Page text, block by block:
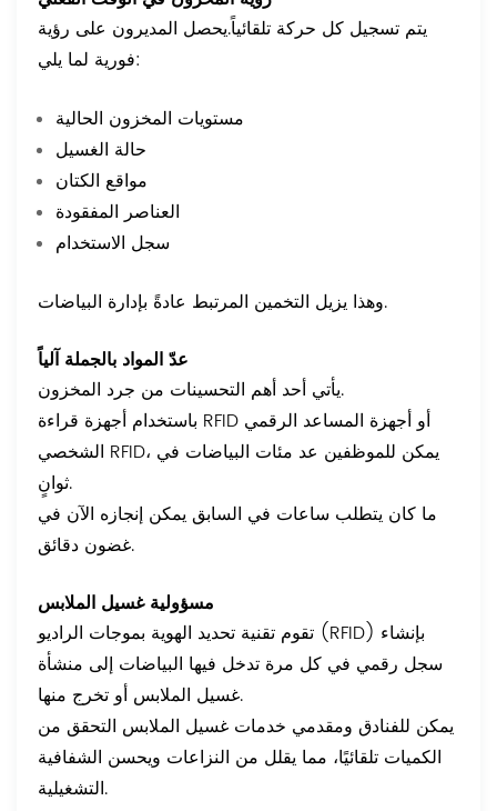
يتم تسجيل كل حركة تلقائياً.يحصل المديرون على رؤية
فورية لما يلي:
مستويات المخزون الحالية
حالة الغسيل
مواقع الكتان
العناصر المفقودة
سجل الاستخدام
وهذا يزيل التخمين المرتبط عادةً بإدارة البياضات.
عدّ المواد بالجملة آلياً
يأتي أحد أهم التحسينات من جرد المخزون.
باستخدام أجهزة قراءة RFID أو أجهزة المساعد الرقمي
الشخصي RFID، يمكن للموظفين عد مئات البياضات في
ثوانٍ.
ما كان يتطلب ساعات في السابق يمكن إنجازه الآن في
غضون دقائق.
مسؤولية غسيل الملابس
تقوم تقنية تحديد الهوية بموجات الراديو (RFID) بإنشاء
سجل رقمي في كل مرة تدخل فيها البياضات إلى منشأة
غسيل الملابس أو تخرج منها.
يمكن للفنادق ومقدمي خدمات غسيل الملابس التحقق من
الكميات تلقائيًا، مما يقلل من النزاعات ويحسن الشفافية
التشغيلية.